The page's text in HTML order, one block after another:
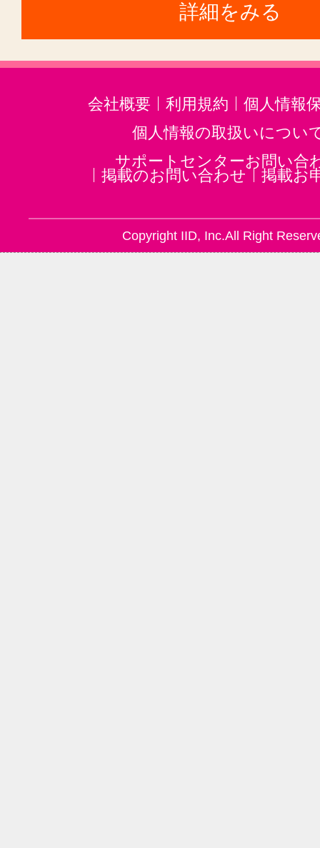
詳細をみる
会社概要 利用規約
個人情報
個人情報の取扱いについ
サポートセンターお問い合
掲載のお問い合わせ
掲載お
Copyright IID, Inc.All Right